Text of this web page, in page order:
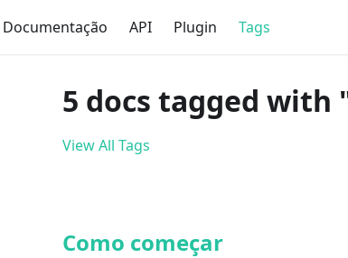
Documentação API Plugin Tags
5 docs tagged with
View All Tags
Como começar